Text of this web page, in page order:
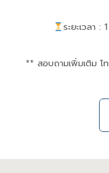
ระยะเวลา
** สอบถามเพิ่มเติม